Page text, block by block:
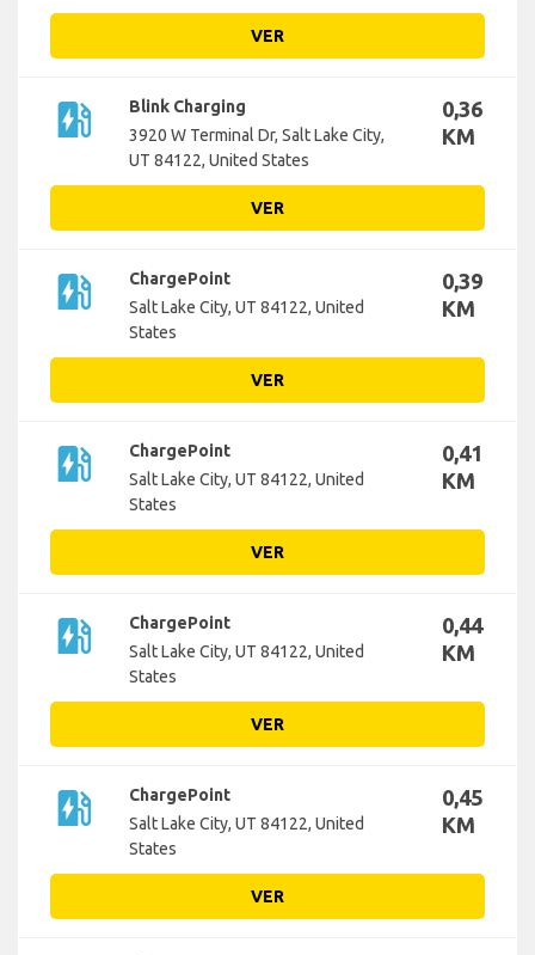
VER
ev_station
Blink Charging
3920 W Terminal Dr, Salt Lake City,
UT 84122, United States
0,36
KM
VER
ev_station
ChargePoint
Salt Lake City, UT 84122, United
States
0,39
KM
VER
ev_station
ChargePoint
Salt Lake City, UT 84122, United
States
0,41
KM
VER
ev_station
ChargePoint
Salt Lake City, UT 84122, United
States
0,44
KM
VER
ev_station
ChargePoint
Salt Lake City, UT 84122, United
States
0,45
KM
VER